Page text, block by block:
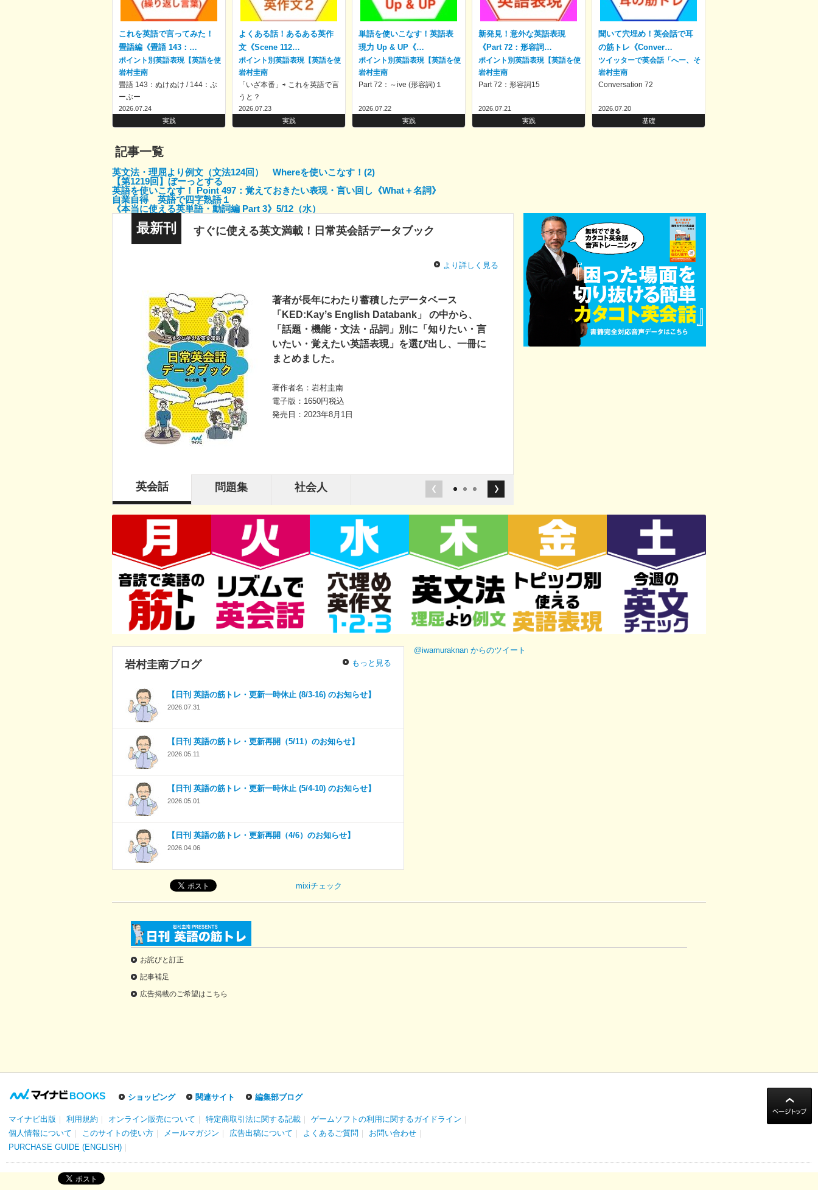
これを英語で言ってみた！
畳語編《畳語 143：…
ポイント別英語表現【英語を使
いこなす！】
岩村圭南
畳語 143：ぬけぬけ / 144：ぶ
ーぶー
2026.07.24
実践
よくある話！あるある英作
文《Scene 112…
ポイント別英語表現【英語を使
いこなす！】
岩村圭南
「いざ本番」⇨ これを英語で言
うと？
2026.07.23
実践
単語を使いこなす！英語表
現力 Up & UP《…
ポイント別英語表現【英語を使
いこなす！】
岩村圭南
Part 72：～ive (形容詞)１
2026.07.22
実践
新発見！意外な英語表現
《Part 72：形容詞…
ポイント別英語表現【英語を使
いこなす！】
岩村圭南
Part 72：形容詞15
2026.07.21
実践
聞いて穴埋め！英会話で耳
の筋トレ《Conver…
ツイッターで英会話「へー、そ
う言うんだ」
岩村圭南
Conversation 72
2026.07.20
基礎
記事一覧
英文法・理屈より例文（文法124回） Whereを使いこなす！(2)
【第1219回】ぼーっとする
英語を使いこなす！ Point 497：覚えておきたい表現・言い回し《What＋名詞》
自業自得 英語で四字熟語１
《本当に使える英単語・動詞編 Part 3》5/12（水）
最新刊 すぐに使える英文満載！日常英会話データブック
より詳しく見る
著者が長年にわたり蓄積したデータベース
「KED:Kayʼs English Databank」 の中から、
「話題・機能・文法・品詞」別に「知りたい・言
いたい・覚えたい英語表現」を選び出し、一冊に
まとめました。
著作者名：岩村圭南
電子版：1650円税込
発売日：2023年8月1日
英会話 問題集 社会人
岩村圭南ブログ もっと見る
【日刊 英語の筋トレ・更新一時休止 (8/3-16) のお知らせ】
2026.07.31
【日刊 英語の筋トレ・更新再開（5/11）のお知らせ】
2026.05.11
【日刊 英語の筋トレ・更新一時休止 (5/4-10) のお知らせ】
2026.05.01
【日刊 英語の筋トレ・更新再開（4/6）のお知らせ】
2026.04.06
@iwamuraknan からのツイート
mixiチェック
お詫びと訂正
記事補足
広告掲載のご希望はこちら
ショッピング 関連サイト 編集部ブログ
マイナビ出版 ｜ 利用規約 ｜ オンライン販売について ｜ 特定商取引法に関する記載 ｜ ゲームソフトの利用に関するガイドライン ｜
個人情報について ｜ このサイトの使い方 ｜ メールマガジン ｜ 広告出稿について ｜ よくあるご質問 ｜ お問い合わせ ｜
PURCHASE GUIDE (ENGLISH) ｜